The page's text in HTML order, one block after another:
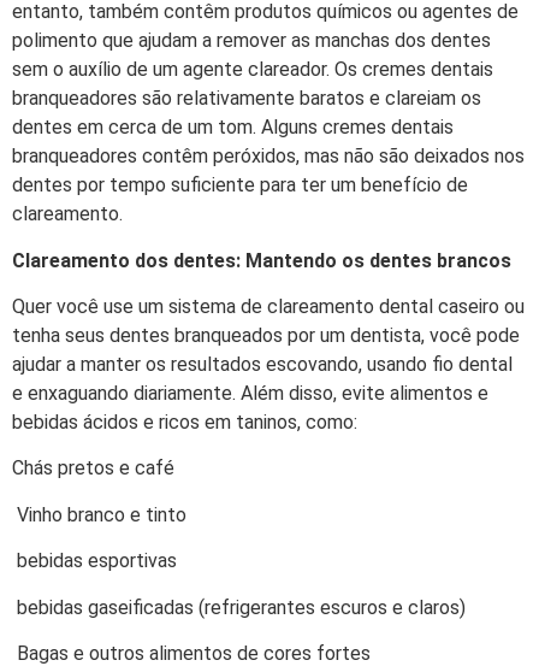
entanto, também contêm produtos químicos ou agentes de
polimento que ajudam a remover as manchas dos dentes
sem o auxílio de um agente clareador. Os cremes dentais
branqueadores são relativamente baratos e clareiam os
dentes em cerca de um tom. Alguns cremes dentais
branqueadores contêm peróxidos, mas não são deixados nos
dentes por tempo suficiente para ter um benefício de
clareamento.
Clareamento dos dentes: Mantendo os dentes brancos
Quer você use um sistema de clareamento dental caseiro ou
tenha seus dentes branqueados por um dentista, você pode
ajudar a manter os resultados escovando, usando fio dental
e enxaguando diariamente. Além disso, evite alimentos e
bebidas ácidos e ricos em taninos, como:
Chás pretos e café
Vinho branco e tinto
bebidas esportivas
bebidas gaseificadas (refrigerantes escuros e claros)
Bagas e outros alimentos de cores fortes